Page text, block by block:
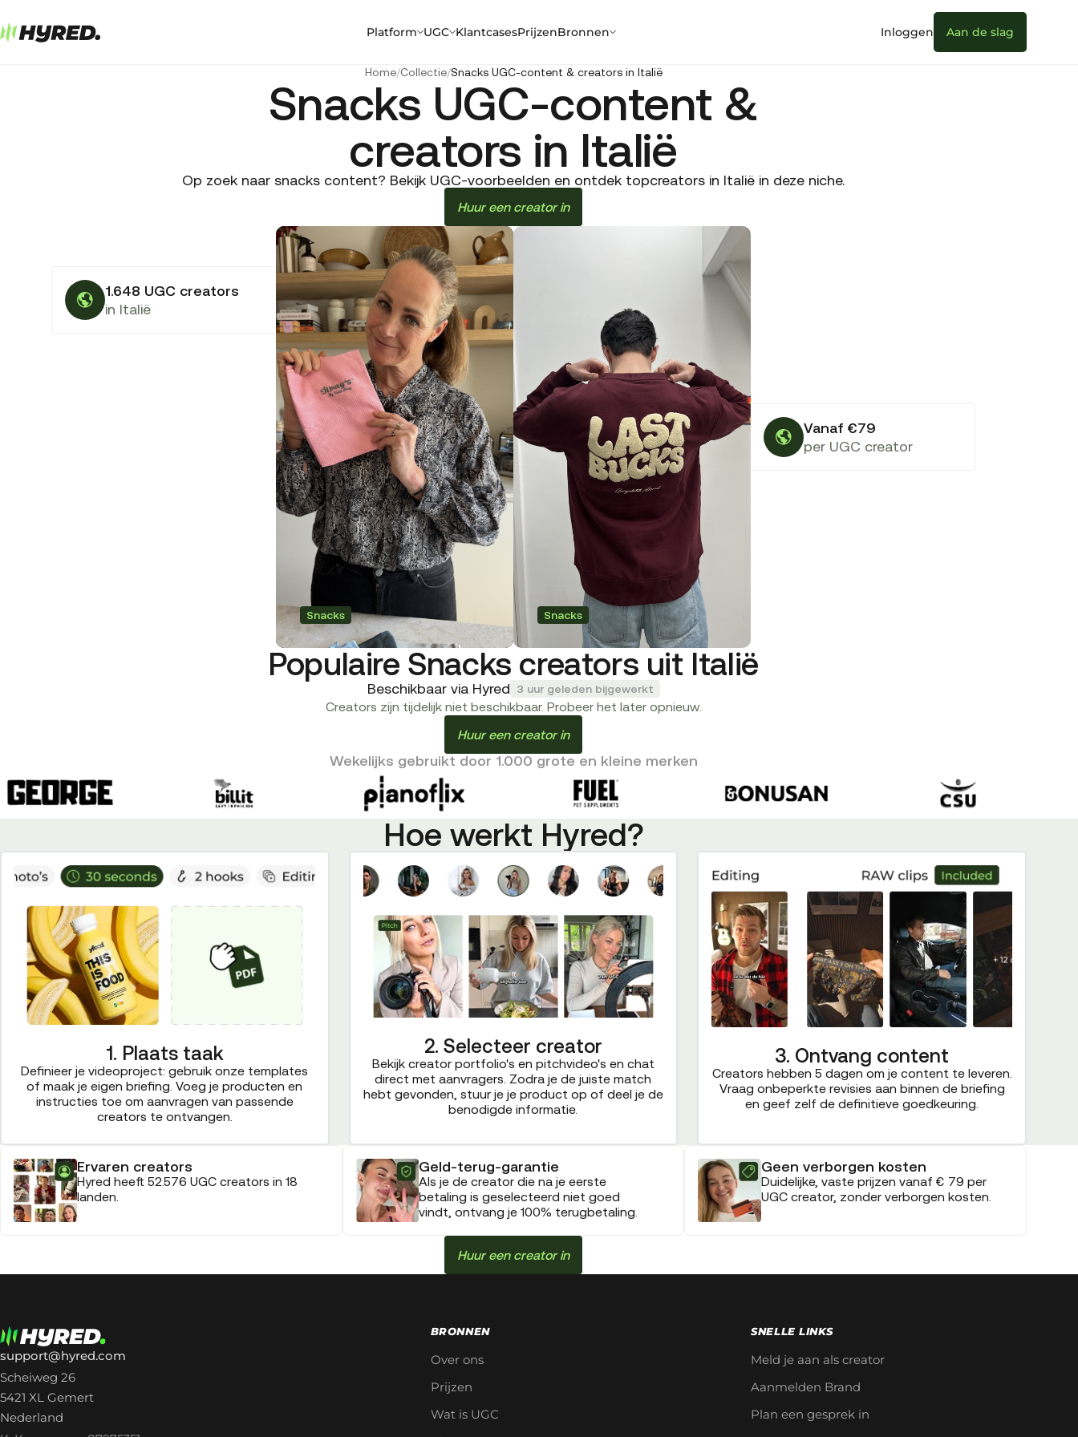
Platform UGC KlantcasesPrijzenBronnen Inloggen Aan de slag
Home/Collectie/Snacks UGC-content & creators in Italië
Snacks UGC-content &
creators in Italië
Op zoek naar snacks content? Bekijk UGC-voorbeelden en ontdek topcreators in Italië in deze niche.
Huur een creator in
1.648 UGC creators
in Italië
Snacks Snacks
Vanaf €79
per UGC creator
Populaire Snacks creators uit Italië
Beschikbaar via Hyred 3 uur geleden bijgewerkt
Creators zijn tijdelijk niet beschikbaar. Probeer het later opnieuw.
Huur een creator in
Wekelijks gebruikt door 1.000 grote en kleine merken
Hoe werkt Hyred?
1. Plaats taak
Definieer je videoproject: gebruik onze templates
of maak je eigen briefing. Voeg je producten en
instructies toe om aanvragen van passende
creators te ontvangen.
2. Selecteer creator
Bekijk creator portfolio's en pitchvideo's en chat
direct met aanvragers. Zodra je de juiste match
hebt gevonden, stuur je je product op of deel je de
benodigde informatie.
3. Ontvang content
Creators hebben 5 dagen om je content te leveren.
Vraag onbeperkte revisies aan binnen de briefing
en geef zelf de definitieve goedkeuring.
Ervaren creators
Hyred heeft 52.576 UGC creators in 18
landen.
Geld-terug-garantie
Als je de creator die na je eerste
betaling is geselecteerd niet goed
vindt, ontvang je 100% terugbetaling.
Geen verborgen kosten
Duidelijke, vaste prijzen vanaf € 79 per
UGC creator, zonder verborgen kosten.
Huur een creator in
support@hyred.com
Scheiweg 26
5421 XL Gemert
Nederland
BRONNEN
Over ons
Prijzen
Wat is UGC
SNELLE LINKS
Meld je aan als creator
Aanmelden Brand
Plan een gesprek in